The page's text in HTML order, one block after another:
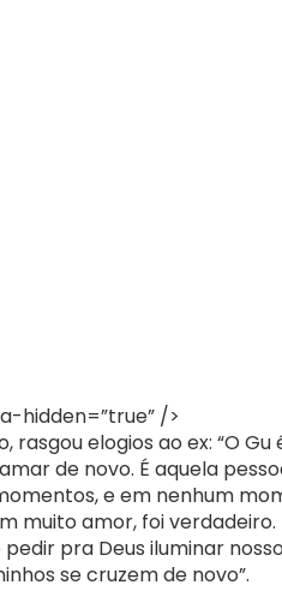
hidden=”true” />
rasgou elogios ao ex: “O
de novo. É aquela
e em nenhum
muito amor, foi
pra Deus iluminar
se cruzem de novo”.